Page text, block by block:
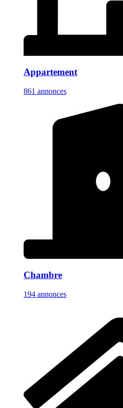
Appartement
861 annonces
Chambre
194 annonces